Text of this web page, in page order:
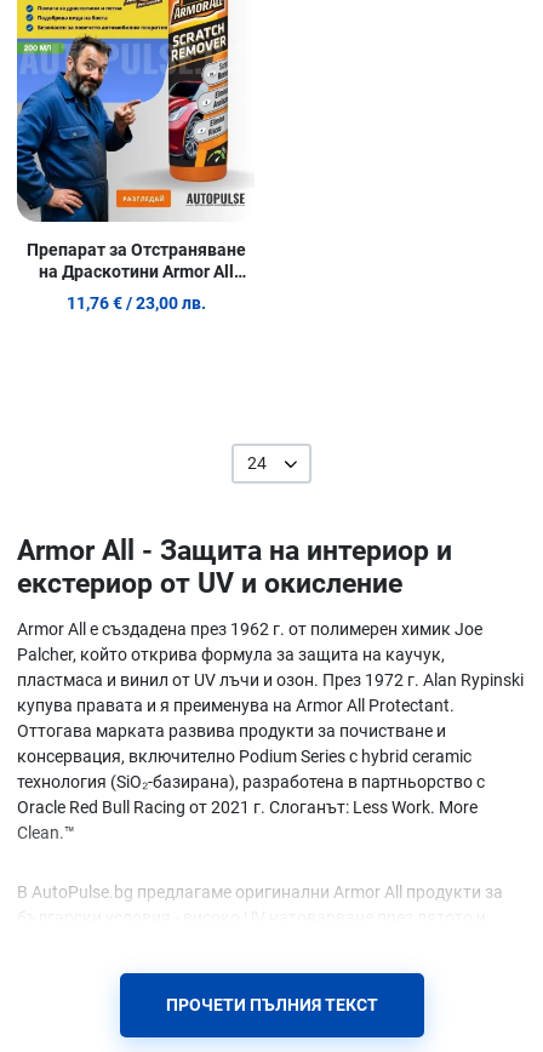
Препарат за Отстраняване
на Драскотини Armor All
Scratch Remover (200 мл)
11,76 € / 23,00 лв.
24
Armor All - Защита на интериор и
екстериор от UV и окисление
Armor All е създадена през 1962 г. от полимерен химик Joe
Palcher, който открива формула за защита на каучук,
пластмаса и винил от UV лъчи и озон. През 1972 г. Alan Rypinski
купува правата и я преименува на Armor All Protectant.
Оттогава марката развива продукти за почистване и
консервация, включително Podium Series с hybrid ceramic
технология (SiO₂-базирана), разработена в партньорство с
Oracle Red Bull Racing от 2021 г. Слоганът: Less Work. More
Clean.™
В AutoPulse.bg предлагаме оригинални Armor All продукти за
ПРОЧЕТИ ПЪЛНИЯ ТЕКСТ